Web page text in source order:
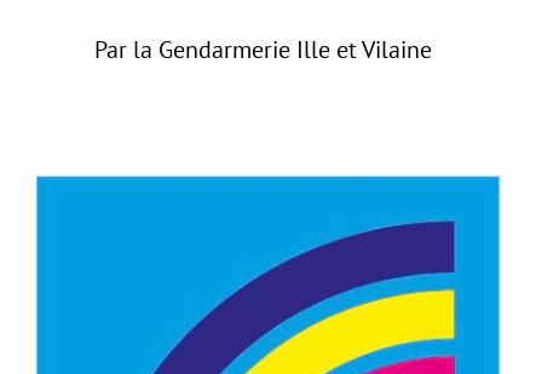
Par la Gendarmerie Ille et Vilaine